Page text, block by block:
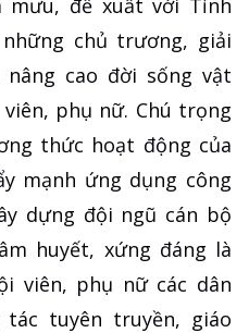
chủ trương, giải
cao đời sống vật
phụ nữ. Chú trọng
thức hoạt động của
mạnh ứng dụng công
dựng đội ngũ cán bộ
huyết, xứng đáng là
viên, phụ nữ các dân
tuyên truyền, giáo